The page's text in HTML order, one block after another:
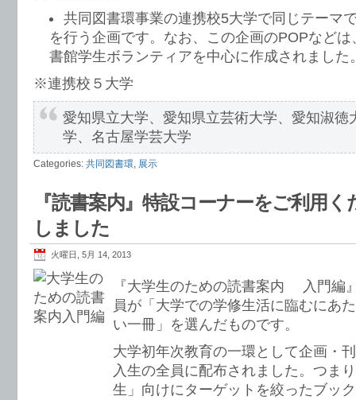
共同図書環事業の連携校5大学で同じテーマ
を行う企画です。なお、この企画のPOPなど
書館学生ボランティアを中心に作成されました
※連携校５大学
愛知県立大学、愛知県立芸術大学、愛知淑徳
学、名古屋学芸大学
Categories: 共同図書環, 展示
『読書案内』特設コーナーをご利用
しました
火曜日, 5月 14, 2013
『大学生のための読書案内 入門編
員が「大学での学修生活に臨むにあ
い一冊」を選んだものです。
大学初年次教育の一環として企画・
入生の全員に配布されました。つま
生」向けにターゲットを絞ったブッ